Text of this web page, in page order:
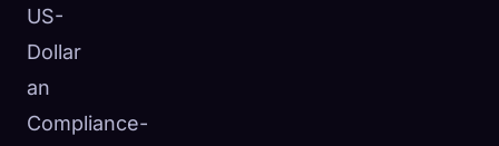
US-
Dollar
an
Compliance-